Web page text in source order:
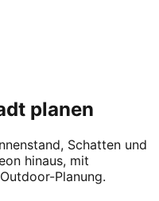
planen
Schatten und
hinaus, mit
Planung.